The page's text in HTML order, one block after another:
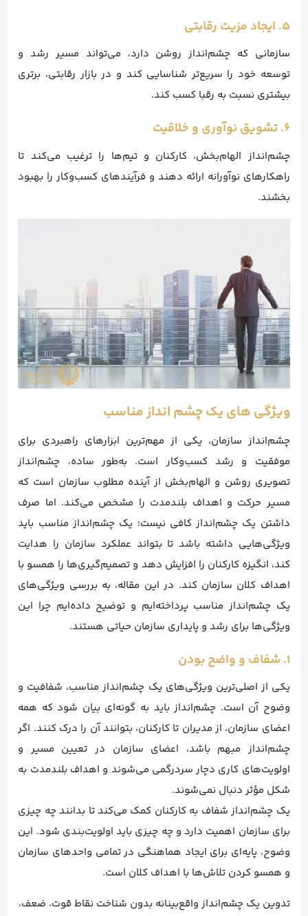
۵. ایجاد مزیت رقابتی
سازمانی که چشم‌انداز روشن دارد، می‌تواند مسیر رشد و
توسعه خود را سریع‌تر شناسایی کند و در بازار رقابتی، برتری
بیشتری نسبت به رقبا کسب کند.
۶. تشویق نوآوری و خلاقیت
چشم‌انداز الهام‌بخش، کارکنان و تیم‌ها را ترغیب می‌کند تا
راهکارهای نوآورانه ارائه دهند و فرآیندهای کسب‌وکار را بهبود
بخشند.
ویژگی های یک چشم انداز مناسب
چشم‌انداز سازمان، یکی از مهم‌ترین ابزارهای راهبردی برای
موفقیت و رشد کسب‌وکار است. به‌طور ساده، چشم‌انداز
تصویری روشن و الهام‌بخش از آینده مطلوب سازمان است که
مسیر حرکت و اهداف بلندمدت را مشخص می‌کند. اما صرف
داشتن یک چشم‌انداز کافی نیست؛ یک چشم‌انداز مناسب باید
ویژگی‌هایی داشته باشد تا بتواند عملکرد سازمان را هدایت
کند، انگیزه کارکنان را افزایش دهد و تصمیم‌گیری‌ها را همسو با
اهداف کلان سازمان کند. در این مقاله، به بررسی ویژگی‌های
یک چشم‌انداز مناسب پرداخته‌ایم و توضیح داده‌ایم چرا این
ویژگی‌ها برای رشد و پایداری سازمان حیاتی هستند.
۱. شفاف و واضح بودن
یکی از اصلی‌ترین ویژگی‌های یک چشم‌انداز مناسب، شفافیت و
وضوح آن است. چشم‌انداز باید به گونه‌ای بیان شود که همه
اعضای سازمان، از مدیران تا کارکنان، بتوانند آن را درک کنند. اگر
چشم‌انداز مبهم باشد، اعضای سازمان در تعیین مسیر و
اولویت‌های کاری دچار سردرگمی می‌شوند و اهداف بلندمدت به
شکل مؤثر دنبال نمی‌شوند.
یک چشم‌انداز شفاف به کارکنان کمک می‌کند تا بدانند چه چیزی
برای سازمان اهمیت دارد و چه چیزی باید اولویت‌بندی شود. این
وضوح، پایه‌ای برای ایجاد هماهنگی در تمامی واحدهای سازمان
و همسو کردن تلاش‌ها با اهداف کلان است.
تدوین یک چشم‌انداز واقع‌بینانه بدون شناخت نقاط قوت، ضعف،